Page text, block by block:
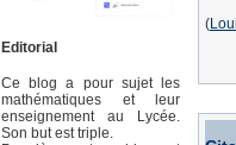
Editorial
Ce blog a pour sujet les
mathématiques et leur
enseignement au Lycée.
Son but est triple.
(